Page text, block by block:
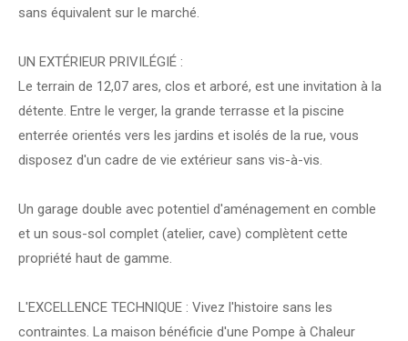
sans équivalent sur le marché.
UN EXTÉRIEUR PRIVILÉGIÉ :
Le terrain de 12,07 ares, clos et arboré, est une invitation à la
détente. Entre le verger, la grande terrasse et la piscine
enterrée orientés vers les jardins et isolés de la rue, vous
disposez d'un cadre de vie extérieur sans vis-à-vis.
Un garage double avec potentiel d'aménagement en comble
et un sous-sol complet (atelier, cave) complètent cette
propriété haut de gamme.
L'EXCELLENCE TECHNIQUE : Vivez l'histoire sans les
contraintes. La maison bénéficie d'une Pompe à Chaleur